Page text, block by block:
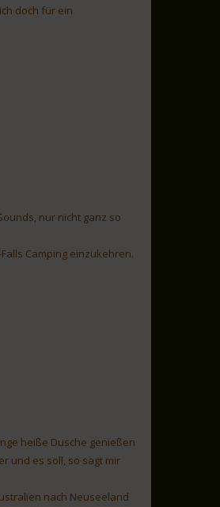
doch für ein
nur nicht ganz so
Camping einzukehren.
heiße Dusche genießen
und es soll, so sagt mir
nach Neuseeland